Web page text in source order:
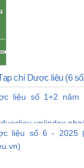
chí Dược liệu (6
liệu số 1+2 năm
liệu số 6 - 2025